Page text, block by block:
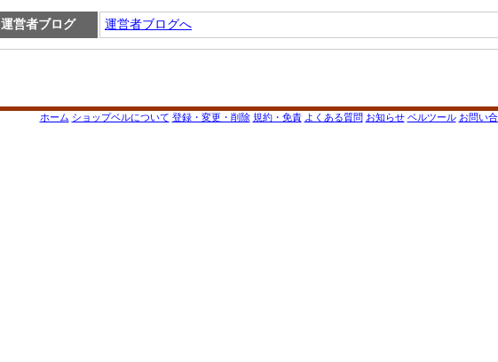
運営者ブログ 運営者ブログへ
ホーム ショップベルについて 登録・変更・削除 規約・免責 よくある質問 お知らせ ベルツール お問い